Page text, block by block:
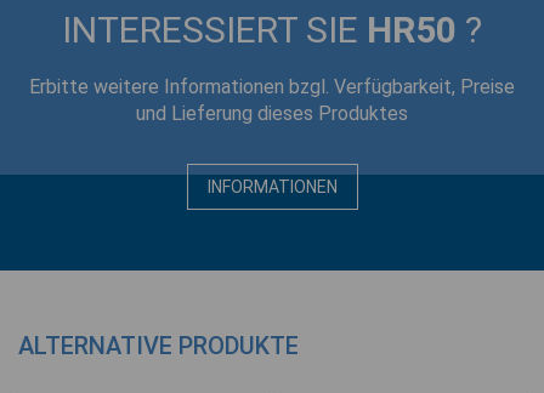
INTERESSIERT SIE HR50 ?
Erbitte weitere Informationen bzgl. Verfügbarkeit, Preise
und Lieferung dieses Produktes
INFORMATIONEN
ALTERNATIVE PRODUKTE